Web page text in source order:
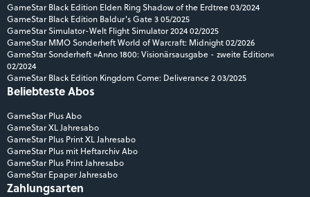
GameStar Black Edition Elden Ring Shadow of the Erdtree 03/2024
GameStar Black Edition Baldur's Gate 3 05/2025
GameStar Simulator-Welt Flight Simulator 2024 02/2025
GameStar MMO Sonderheft World of Warcraft: Midnight 02/2026
GameStar Sonderheft »Anno 1800: Visionärsausgabe - zweite Edition«
02/2024
GameStar Black Edition Kingdom Come: Deliverance 2 03/2025
Beliebteste Abos
GameStar Plus Abo
GameStar XL Jahresabo
GameStar Plus Print XL Jahresabo
GameStar Plus mit Heftarchiv Abo
GameStar Plus Print Jahresabo
GameStar Epaper Jahresabo
Zahlungsarten